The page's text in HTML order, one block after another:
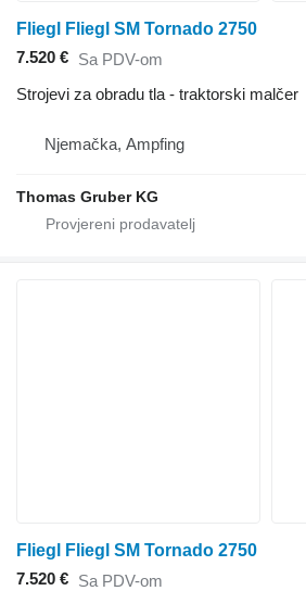
Fliegl Fliegl SM Tornado 2750
7.520 € Sa PDV-om
Strojevi za obradu tla - traktorski malčer
Njemačka, Ampfing
Thomas Gruber KG
Fliegl Fliegl SM Tornado 2750
7.520 € Sa PDV-om